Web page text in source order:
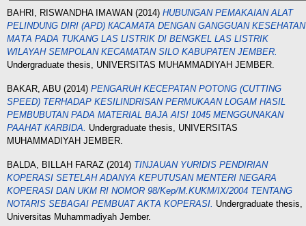
BAHRI, RISWANDHA IMAWAN (2014) HUBUNGAN PEMAKAIAN ALAT
PELINDUNG DIRI (APD) КАСАMATA DENGAN GANGGUAN KESEHATAN
MAТА PADA TUKANG LAS LISTRIK DI BENGKEL LAS LISTRIK
WILAYAH SEMPOLAN KECAMATAN SILO KABUPATEN JEMBER.
Undergraduate thesis, UNIVERSITAS MUHAMMADIYAH JEMBER.
BAKAR, ABU (2014) PENGARUH KECEPATAN POTONG (CUTTING
SPEED) TERHADАР KESILINDRISAN PERMUKAAN LOGAM HASIL
PEMBUBUTAN PADA MATERIAL BAJA AISI 1045 MENGGUNAKAN
PAАНАТ КARBIDA. Undergraduate thesis, UNIVERSITAS
MUHAMMADIYAH JEMBER.
BALDA, BILLAH FARAZ (2014) TINJAUAN YURIDIS PENDIRIAN
KOPERASI SETELAH ADANYA KEPUTUSAN MENTERI NEGARA
KOPERASI DAN UKM RI NOMOR 98/Kep/M.KUKM/IX/2004 TENTANG
NOTARIS SEBAGAI PEMBUAT AKТA KOPERASI. Undergraduate thesis,
Universitas Muhammadiyah Jember.